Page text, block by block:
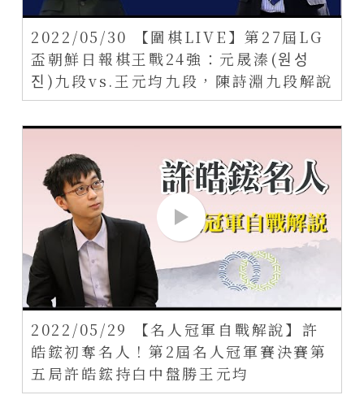
2022/05/30 【圍棋LIVE】第27屆LG
盃朝鮮日報棋王戰24強：元晟溱(원성
진)九段vs.王元均九段，陳詩淵九段解說
2022/05/29 【名人冠軍自戰解說】許
皓鋐初奪名人！第2屆名人冠軍賽決賽第
五局許皓鋐持白中盤勝王元均